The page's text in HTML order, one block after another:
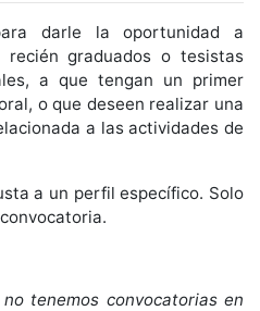
darle la oportunidad a
recién graduados o tesistas
a que tengan un primer
o que deseen realizar una
a las actividades de
a un perfil específico. Solo
tenemos convocatorias en